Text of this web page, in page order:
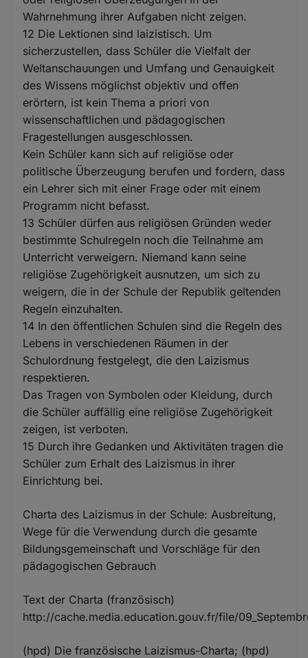
Wahrnehmung ihrer Aufgaben nicht zeigen.
12 Die Lektionen sind laizistisch. Um
sicherzustellen, dass Schüler die Vielfalt der
Weltanschauungen und Umfang und Genauigkeit
des Wissens möglichst objektiv und offen
erörtern, ist kein Thema a priori von
wissenschaftlichen und pädagogischen
Fragestellungen ausgeschlossen.
Kein Schüler kann sich auf religiöse oder
politische Überzeugung berufen und fordern, dass
ein Lehrer sich mit einer Frage oder mit einem
Programm nicht befasst.
13 Schüler dürfen aus religiösen Gründen weder
bestimmte Schulregeln noch die Teilnahme am
Unterricht verweigern. Niemand kann seine
religiöse Zugehörigkeit ausnutzen, um sich zu
weigern, die in der Schule der Republik geltenden
Regeln einzuhalten.
14 In den öffentlichen Schulen sind die Regeln des
Lebens in verschiedenen Räumen in der
Schulordnung festgelegt, die den Laizismus
respektieren.
Das Tragen von Symbolen oder Kleidung, durch
die Schüler auffällig eine religiöse Zugehörigkeit
zeigen, ist verboten.
15 Durch ihre Gedanken und Aktivitäten tragen die
Schüler zum Erhalt des Laizismus in ihrer
Einrichtung bei.
Charta des Laizismus in der Schule: Ausbreitung,
Wege für die Verwendung durch die gesamte
Bildungsgemeinschaft und Vorschläge für den
pädagogischen Gebrauch
Text der Charta (französisch)
http://cache.media.education.gouv.fr/file/
(hpd) Die französische Laizismus-Charta; (hpd)